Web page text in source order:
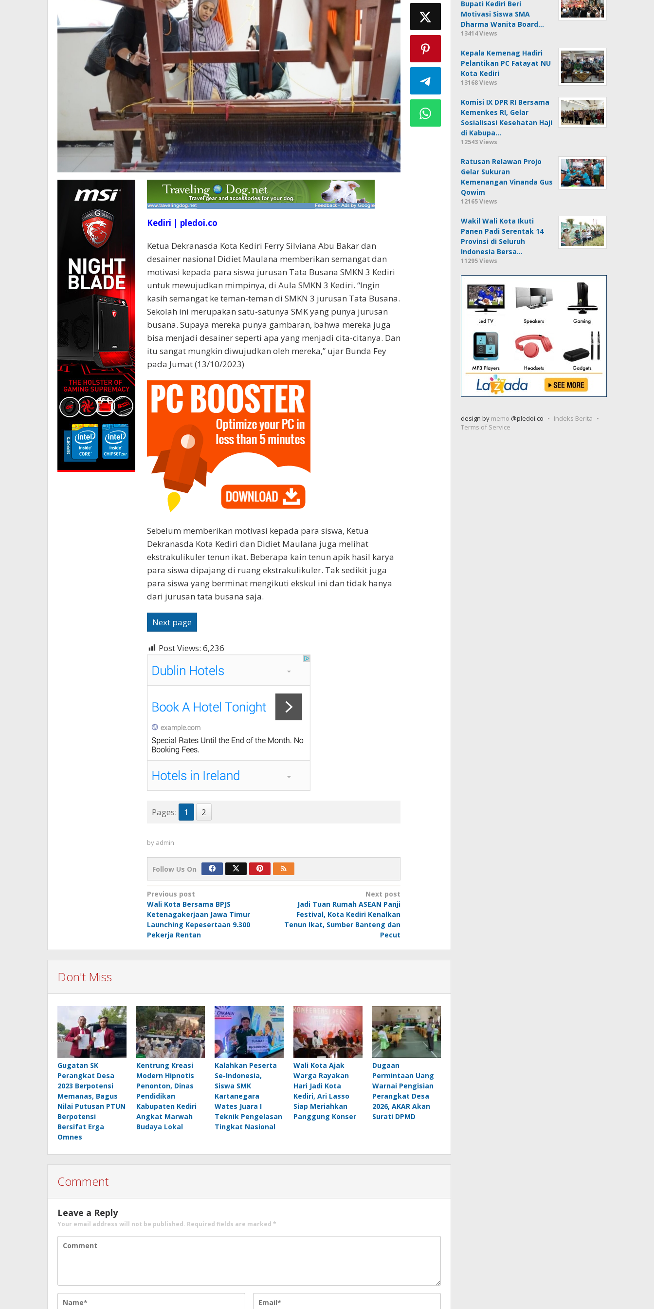
Kediri | pledoi.co
Ketua Dekranasda Kota Kediri Ferry Silviana Abu Bakar dan
desainer nasional Didiet Maulana memberikan semangat dan
motivasi kepada para siswa jurusan Tata Busana SMKN 3 Kediri
untuk mewujudkan mimpinya, di Aula SMKN 3 Kediri. “Ingin
kasih semangat ke teman-teman di SMKN 3 jurusan Tata Busana.
Sekolah ini merupakan satu-satunya SMK yang punya jurusan
busana. Supaya mereka punya gambaran, bahwa mereka juga
bisa menjadi desainer seperti apa yang menjadi cita-citanya. Dan
itu sangat mungkin diwujudkan oleh mereka,” ujar Bunda Fey
pada Jumat (13/10/2023)
Sebelum memberikan motivasi kepada para siswa, Ketua
Dekranasda Kota Kediri dan Didiet Maulana juga melihat
ekstrakulikuler tenun ikat. Beberapa kain tenun apik hasil karya
para siswa dipajang di ruang ekstrakulikuler. Tak sedikit juga
para siswa yang berminat mengikuti ekskul ini dan tidak hanya
dari jurusan tata busana saja.
Next page
Post Views: 6,236
Pages: 1 2
by admin
Follow Us On
Post
navigation
Previous post
Wali Kota Bersama BPJS
Ketenagakerjaan Jawa Timur
Launching Kepesertaan 9.300
Pekerja Rentan
Next post
Jadi Tuan Rumah ASEAN Panji
Festival, Kota Kediri Kenalkan
Tenun Ikat, Sumber Banteng dan
Pecut
Don't Miss
Gugatan SK
Perangkat Desa
2023 Berpotensi
Memanas, Bagus
Nilai Putusan PTUN
Berpotensi
Bersifat Erga
Omnes
Kentrung Kreasi
Modern Hipnotis
Penonton, Dinas
Pendidikan
Kabupaten Kediri
Angkat Marwah
Budaya Lokal
Kalahkan Peserta
Se-Indonesia,
Siswa SMK
Kartanegara
Wates Juara I
Teknik Pengelasan
Tingkat Nasional
Wali Kota Ajak
Warga Rayakan
Hari Jadi Kota
Kediri, Ari Lasso
Siap Meriahkan
Panggung Konser
Dugaan
Permintaan Uang
Warnai Pengisian
Perangkat Desa
2026, AKAR Akan
Surati DPMD
Comment
Leave a Reply
Your email address will not be published. Required fields are marked *
Bupati Kediri Beri
Motivasi Siswa SMA
Dharma Wanita Board…
13414 Views
Kepala Kemenag Hadiri
Pelantikan PC Fatayat NU
Kota Kediri
13168 Views
Komisi IX DPR RI Bersama
Kemenkes RI, Gelar
Sosialisasi Kesehatan Haji
di Kabupa…
12543 Views
Ratusan Relawan Projo
Gelar Sukuran
Kemenangan Vinanda Gus
Qowim
12165 Views
Wakil Wali Kota Ikuti
Panen Padi Serentak 14
Provinsi di Seluruh
Indonesia Bersa…
11295 Views
design by memo @pledoi.co
Indeks Berita
Terms of Service